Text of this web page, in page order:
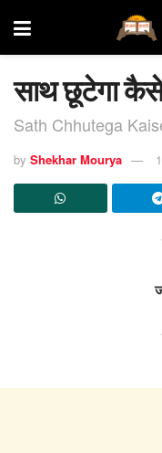
साथ छूटेगा
Sath Chhutega
by Shekhar Mourya